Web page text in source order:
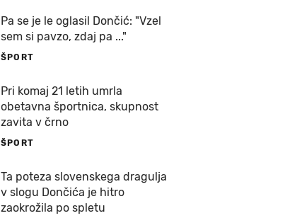
Pa se je le oglasil Dončić: "Vzel
sem si pavzo, zdaj pa ..."
ŠPORT
Pri komaj 21 letih umrla
obetavna športnica, skupnost
zavita v črno
ŠPORT
Ta poteza slovenskega dragulja
v slogu Dončića je hitro
zaokrožila po spletu